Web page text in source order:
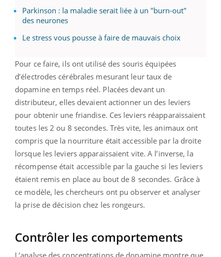
Parkinson : la maladie serait liée à un "burn-out"
des neurones
Le stress vous pousse à faire de mauvais choix
Pour ce faire, ils ont utilisé des souris équipées
d’électrodes cérébrales mesurant leur taux de
dopamine en temps réel. Placées devant un
distributeur, elles devaient actionner un des leviers
pour obtenir une friandise. Ces leviers réapparaissaient
toutes les 2 ou 8 secondes. Très vite, les animaux ont
compris que la nourriture était accessible par la droite
lorsque les leviers apparaissaient vite. A l’inverse, la
récompense était accessible par la gauche si les leviers
étaient remis en place au bout de 8 secondes. Grâce à
ce modèle, les chercheurs ont pu observer et analyser
la prise de décision chez les rongeurs.
Contrôler les comportements
L’analyse des concentrations de dopamine montre que